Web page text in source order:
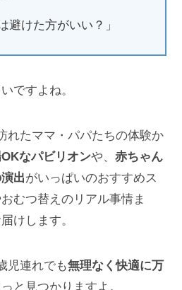
避けた方がいい？」
ですよね。
れたママ・パパたちの体験か
なパビリオンや、赤ちゃん
出がいっぱいのおすすめス
むつ替えのリアル事情ま
けします。
児連れでも無理なく快適に万
と見つかりますよ。